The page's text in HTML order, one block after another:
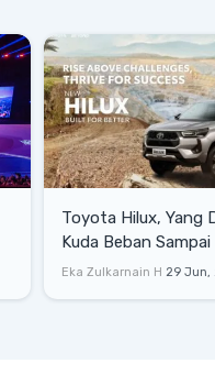
Toyota Hilux, Yang
Kuda Beban
Lifestyle
Eka Zulkarnain H 29 Jun,